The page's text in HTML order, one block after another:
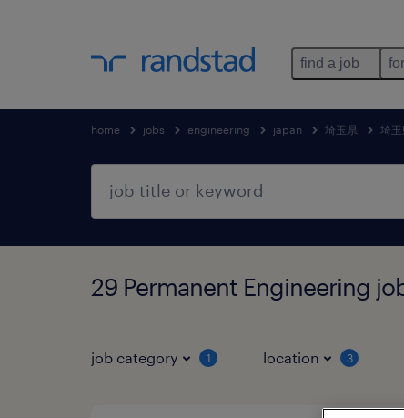
find a job
home jobs engineering japan 埼玉県 埼
29 Permanent Engineering
job category 1 location 3